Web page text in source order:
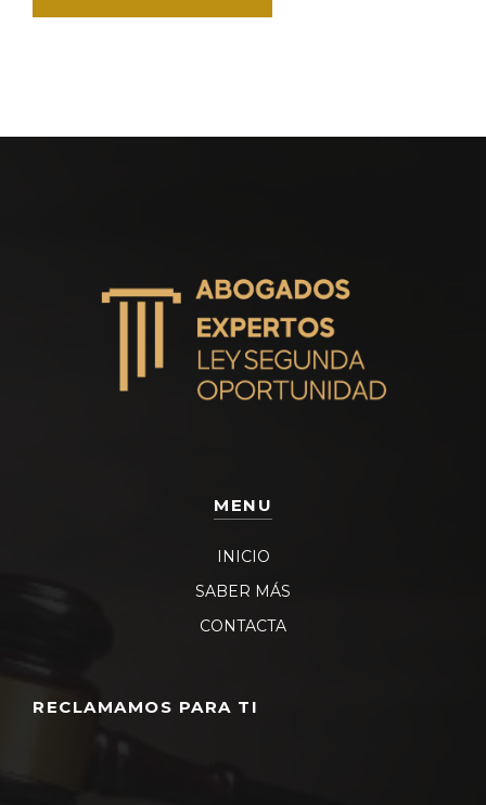
MENU
INICIO
SABER MÁS
CONTACTA
RECLAMAMOS PARA TI